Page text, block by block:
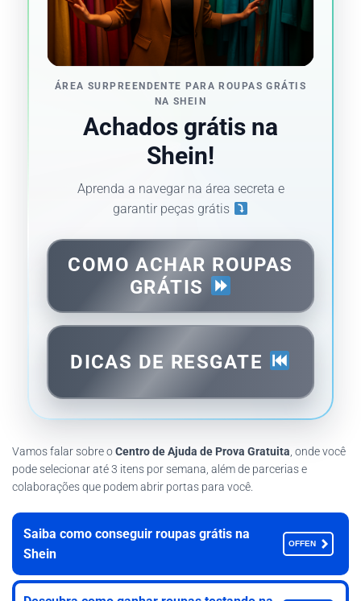
ÁREA SURPREENDENTE PARA ROUPAS GRÁTIS
NA SHEIN
Achados grátis na
Shein!
Aprenda a navegar na área secreta e
garantir peças grátis
COMO ACHAR ROUPAS
GRÁTIS
DICAS DE RESGATE
Vamos falar sobre oCentro de Ajuda de Prova Gratuita , onde você
pode selecionar até 3 itens por semana, além de parcerias e
colaborações que podem abrir portas para você.
Saiba como conseguir roupas grátis na
Shein
OFFEN